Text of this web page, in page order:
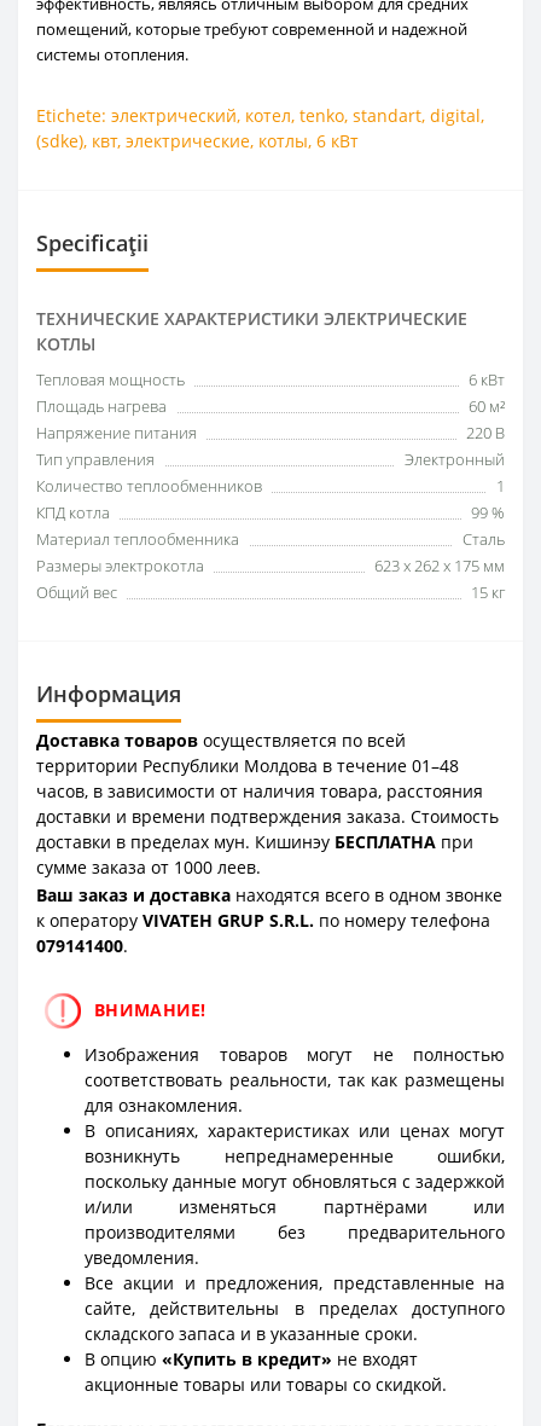
помещений, которые требуют современной и надежной
системы отопления.
Etichete: электрический, котел, tenko, standart, digital,
(sdke), квт, электрические, котлы, 6 кВт
Specificații
ТЕХНИЧЕСКИЕ ХАРАКТЕРИСТИКИ ЭЛЕКТРИЧЕСКИЕ
КОТЛЫ
Тепловая мощность
6 кВт
Площадь нагрева
60 м²
Напряжение питания
220 В
Тип управления
Электронный
Количество теплообменников
1
КПД котла
99 %
Материал теплообменника
Сталь
Размеры электрокотла
623 х 262 х 175 мм
Общий вес
15 кг
Информация
Доставка товаров осуществляется по всей
территории Республики Молдова в течение 01–48
часов, в зависимости от наличия товара, расстояния
доставки и времени подтверждения заказа. Стоимость
доставки в пределах мун. Кишинэу БЕСПЛАТНА при
сумме заказа от 1000 леев.
Ваш заказ и доставка находятся всего в одном звонке
к оператору VIVATEH GRUP S.R.L. по номеру телефона
079141400.
ВНИМАНИЕ!
Изображения товаров могут не полностью
соответствовать реальности, так как размещены
для ознакомления.
В описаниях, характеристиках или ценах могут
возникнуть непреднамеренные ошибки,
поскольку данные могут обновляться с задержкой
и/или изменяться партнёрами или
производителями без предварительного
уведомления.
Все акции и предложения, представленные на
сайте, действительны в пределах доступного
складского запаса и в указанные сроки.
В опцию «Купить в кредит» не входят
акционные товары или товары со скидкой.